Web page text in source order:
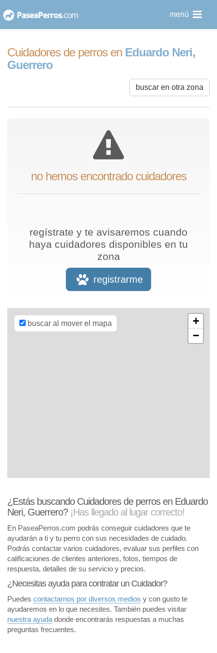
al
menú
Cuidadores de perros en Eduardo Neri,
Guerrero
buscar en otra zona
no hemos encontrado cuidadores
regístrate y te avisaremos cuando
haya cuidadores disponibles en tu
zona
registrarme
buscar al mover el mapa
+
−
OpenStreetMap
CC-BY-SA
¿Estás buscando Cuidadores de perros en Eduardo
Neri, Guerrero? ¡Has llegado al lugar correcto!
En PaseaPerros.com podrás conseguir cuidadores que te
ayudarán a ti y tu perro con sus necesidades de cuidado.
Podrás contactar varios cuidadores, evaluar sus perfiles con
calificaciones de clientes anteriores, fotos, tiempos de
respuesta, detalles de su servicio y precios.
¿Necesitas ayuda para contratar un Cuidador?
Puedes contactarnos por diversos medios y con gusto te
ayudaremos en lo que necesites. También puedes visitar
nuestra ayuda donde encontrarás respuestas a muchas
preguntas frecuentes.